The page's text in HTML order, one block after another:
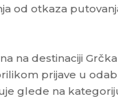
od otkaza
na destinaciji
prijave u
glede na